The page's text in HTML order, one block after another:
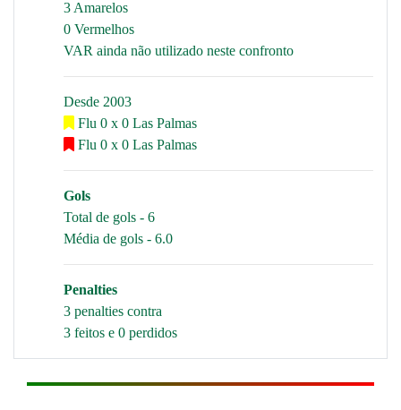
3 Amarelos
0 Vermelhos
VAR ainda não utilizado neste confronto
Desde 2003
Flu 0 x 0 Las Palmas
Flu 0 x 0 Las Palmas
Gols
Total de gols - 6
Média de gols - 6.0
Penalties
3 penalties contra
3 feitos e 0 perdidos